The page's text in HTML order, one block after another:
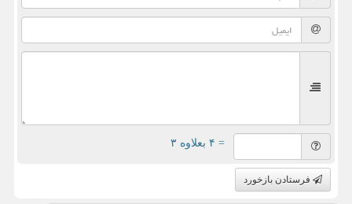
= ۴ بعلاوه ۳
فرستادن بازخورد